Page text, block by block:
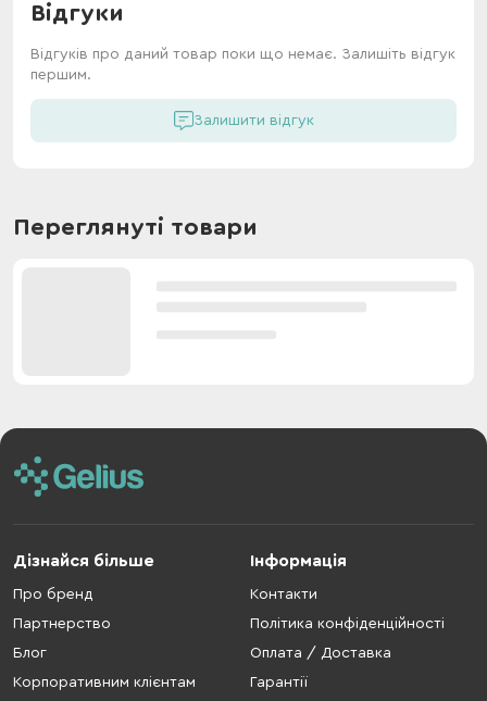
Відгуки
Відгуків про даний товар поки що немає. Залишіть відгук
першим.
Залишити відгук
Переглянуті товари
Дізнайся більше
Про бренд
Партнерство
Блог
Корпоративним клієнтам
Інформація
Контакти
Політика конфіденційності
Оплата / Доставка
Гарантії